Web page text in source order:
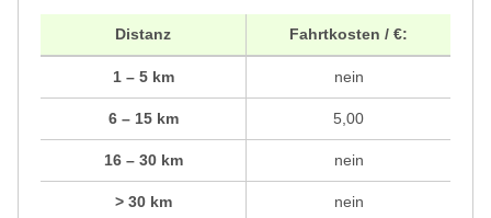
Distanz
1 – 5 km
6 – 15 km
16 – 30 km
> 30 km
Fahrtkosten / €:
nein
5,00
nein
nein